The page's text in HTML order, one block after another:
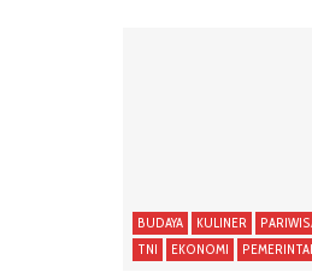
BUDAYA KULINER
TNI
EKONOMI